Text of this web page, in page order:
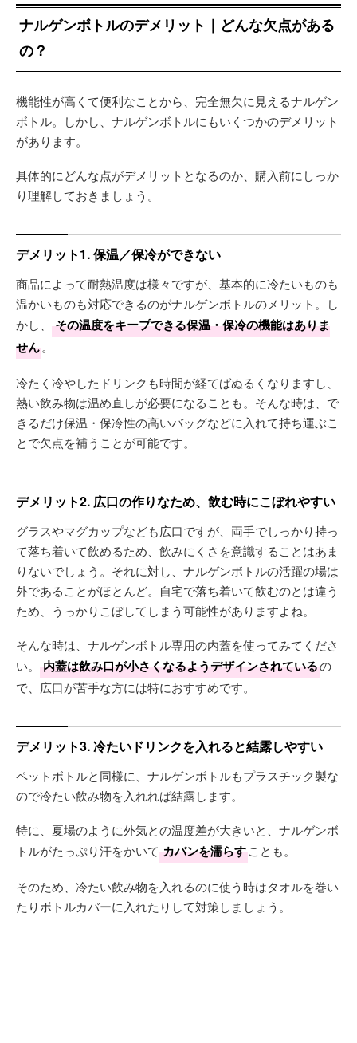
ナルゲンボトルのデメリット｜どんな欠点がある
の？
機能性が高くて便利なことから、完全無欠に見えるナルゲン
ボトル。しかし、ナルゲンボトルにもいくつかのデメリット
があります。
具体的にどんな点がデメリットとなるのか、購入前にしっか
り理解しておきましょう。
デメリット1. 保温／保冷ができない
商品によって耐熱温度は様々ですが、基本的に冷たいものも
温かいものも対応できるのがナルゲンボトルのメリット。し
かし、
その温度をキープできる保温・保冷の機能はありま
せん。
冷たく冷やしたドリンクも時間が経てばぬるくなりますし、
熱い飲み物は温め直しが必要になることも。そんな時は、で
きるだけ保温・保冷性の高いバッグなどに入れて持ち運ぶこ
とで欠点を補うことが可能です。
デメリット2. 広口の作りなため、飲む時にこぼれやすい
グラスやマグカップなども広口ですが、両手でしっかり持っ
て落ち着いて飲めるため、飲みにくさを意識することはあま
りないでしょう。それに対し、ナルゲンボトルの活躍の場は
外であることがほとんど。自宅で落ち着いて飲むのとは違う
ため、うっかりこぼしてしまう可能性がありますよね。
そんな時は、ナルゲンボトル専用の内蓋を使ってみてくださ
い。
内蓋は飲み口が小さくなるようデザインされているの
で、広口が苦手な方には特におすすめです。
デメリット3. 冷たいドリンクを入れると結露しやすい
ペットボトルと同様に、ナルゲンボトルもプラスチック製な
ので冷たい飲み物を入れれば結露します。
特に、夏場のように外気との温度差が大きいと、ナルゲンボ
トルがたっぷり汗をかいて カバンを濡らすことも。
そのため、冷たい飲み物を入れるのに使う時はタオルを巻い
たりボトルカバーに入れたりして対策しましょう。